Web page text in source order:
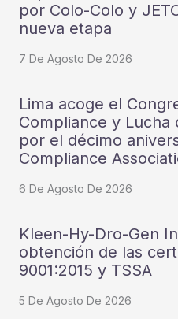
por Colo-Colo y
nueva etapa
7 De Agosto De 2026
Lima acoge el
Compliance y
por el décimo
Compliance
6 De Agosto De 2026
Kleen-Hy-Dro-Gen
obtención de las
9001:2015 y TSSA
5 De Agosto De 2026